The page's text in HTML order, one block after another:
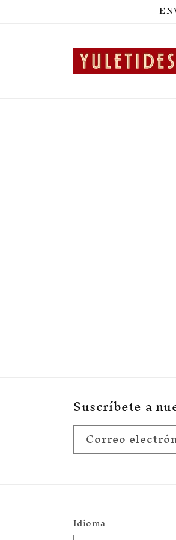
Suscríbete a
Correo
Idioma